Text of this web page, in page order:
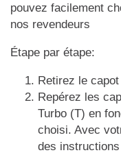
pouvez facilement
nos revendeurs
Étape par étape:
Retirez le
Repérez les
Turbo (T) en
choisi. Avec
des instructions